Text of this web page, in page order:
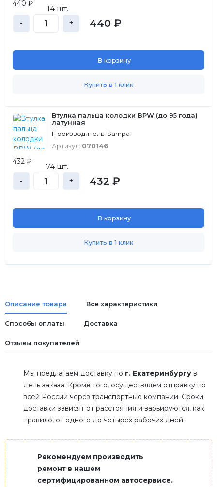
440 ₽
14 шт.
- + 440 ₽
В корзину
Купить в 1 клик
Втулка пальца колодки BPW (до 95 года)
латунная
Производитель: Sampa
Артикул: 070146
432 ₽
74 шт.
- + 432 ₽
В корзину
Купить в 1 клик
Описание товара Все характеристики
Способы оплаты Доставка
Отзывы покупателей
Мы предлагаем доставку по г. Екатеринбургу в
день заказа. Кроме того, осуществляем отправку по
всей России через транспортные компании. Сроки
доставки зависят от расстояния и варьируются, как
правило, от одного до четырех рабочих дней.
Рекомендуем производить
ремонт в нашем
сертифицированном автосервисе.